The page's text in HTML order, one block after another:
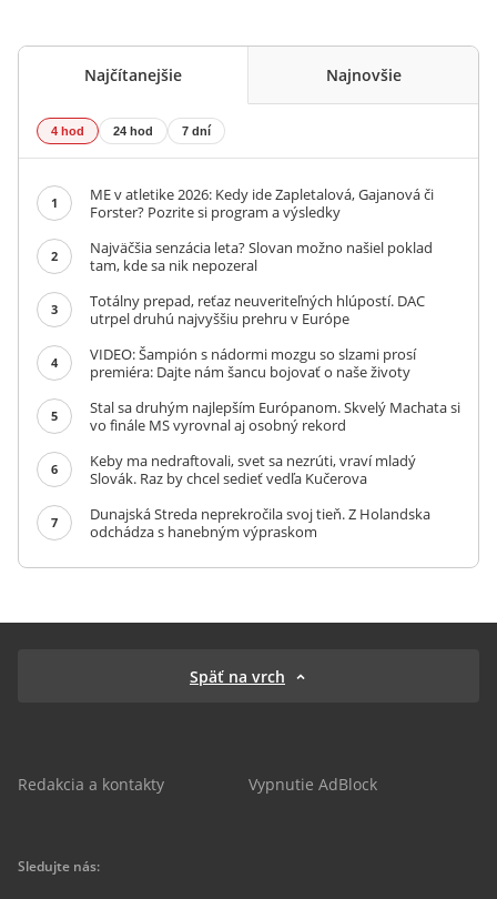
Najčítanejšie Najnovšie
4 hod 24 hod 7 dní
1
ME v atletike 2026: Kedy ide Zapletalová, Gajanová či
Forster? Pozrite si program a výsledky
2
Najväčšia senzácia leta? Slovan možno našiel poklad
tam, kde sa nik nepozeral
3
Totálny prepad, reťaz neuveriteľných hlúpostí. DAC
utrpel druhú najvyššiu prehru v Európe
4
VIDEO: Šampión s nádormi mozgu so slzami prosí
premiéra: Dajte nám šancu bojovať o naše životy
5
Stal sa druhým najlepším Európanom. Skvelý Machata si
vo finále MS vyrovnal aj osobný rekord
6
Keby ma nedraftovali, svet sa nezrúti, vraví mladý
Slovák. Raz by chcel sedieť vedľa Kučerova
7
Dunajská Streda neprekročila svoj tieň. Z Holandska
odchádza s hanebným výpraskom
Späť na vrch
Redakcia a kontakty Vypnutie AdBlock
Sledujte nás: